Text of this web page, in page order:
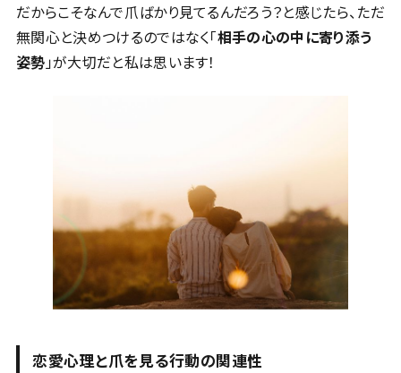
だからこそなんで爪ばかり見てるんだろう？と感じたら、ただ
無関心と決めつけるのではなく「相手の心の中に寄り添う
姿勢」が大切だと私は思います！
恋愛心理と爪を見る行動の関連性